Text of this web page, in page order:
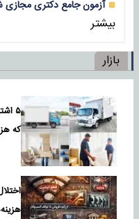
آزمون جامع دکتری
بیشتر
بازار
۵
که